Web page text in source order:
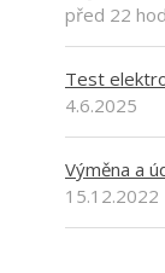
před 22
Test
4.6.2025
Výměna a
15.12.2022